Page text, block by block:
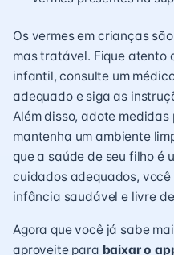
Os vermes em crianças
mas tratável. Fique atento
infantil, consulte um
adequado e siga as
Além disso, adote
mantenha um ambiente
que a saúde de seu filho é
cuidados adequados,
infância saudável e livre
Agora que você já sabe
aproveite para baixar o